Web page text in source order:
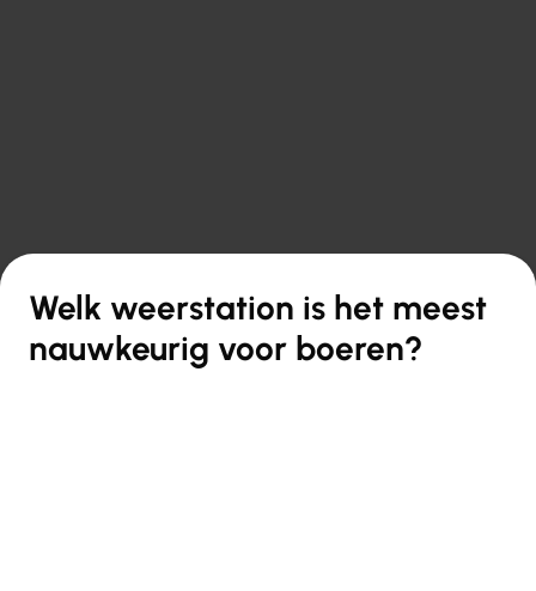
Welk weerstation is het meest
nauwkeurig voor boeren?